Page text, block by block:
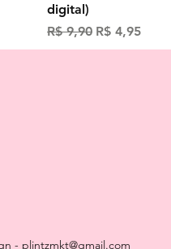
digital)
Preço normal
R$ 9,90 Preço
R$ 4,95
- plintzmkt@gmail.com